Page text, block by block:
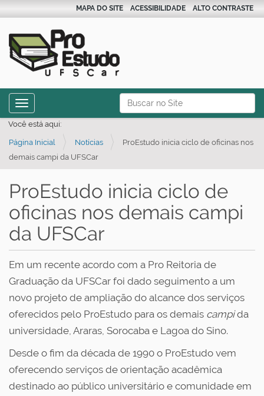
Busca
Busca Avançada…
MAPA DO SITE ACESSIBILIDADE ALTO CONTRASTE
Toggle navigation
Você está aqui:
Página Inicial Notícias
ProEstudo inicia ciclo de oficinas nos
demais campi da UFSCar
ProEstudo inicia ciclo de
oficinas nos demais campi
da UFSCar
Em um recente acordo com a Pro Reitoria de
Graduação da UFSCar foi dado seguimento a um
novo projeto de ampliação do alcance dos serviços
oferecidos pelo ProEstudo para os demais campida
universidade, Araras, Sorocaba e Lagoa do Sino.
Desde o fim da década de 1990 o ProEstudo vem
oferecendo serviços de orientação acadêmica
destinado ao público universitário e comunidade em